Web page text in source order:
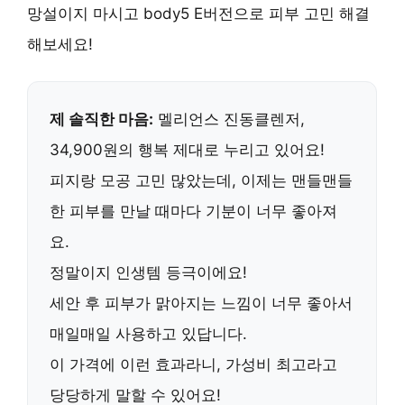
망설이지 마시고 body5 E버전 으로 피부 고민 해결
해보세요!
제 솔직한 마음: 멜리언스 진동클렌저,
34,900원의 행복 제대로 누리고 있어요!
피지랑 모공 고민 많았는데, 이제는 맨들맨들
한 피부를 만날 때마다 기분이 너무 좋아져
요.
정말이지 인생템 등극이에요!
세안 후 피부가 맑아지는 느낌이 너무 좋아서
매일매일 사용하고 있답니다.
이 가격에 이런 효과라니, 가성비 최고라고
당당하게 말할 수 있어요!